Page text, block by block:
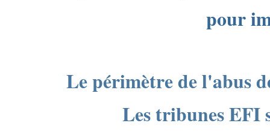
pour
Le périmètre de l'abus
Les tribunes